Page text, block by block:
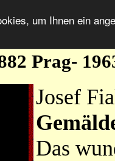
um Ihnen ein
Prag-
Josef
Das